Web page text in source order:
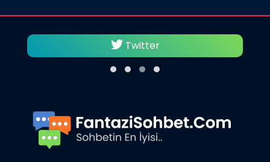
Twitter